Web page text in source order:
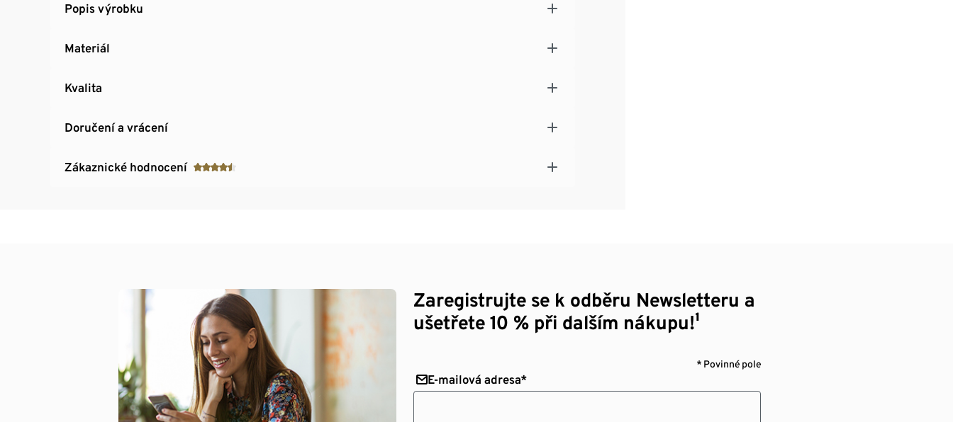
Popis výrobku
Materiál
Kvalita
Doručení a vrácení
Zákaznické hodnocení
Zaregistrujte se k odběru Newsletteru a
ušetřete 10 % při dalším nákupu!¹
* Povinné pole
E-mailová adresa*